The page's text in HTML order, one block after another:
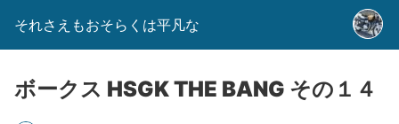
それさえもおそらくは平凡な
ボークス HSGK THE BANG その１４